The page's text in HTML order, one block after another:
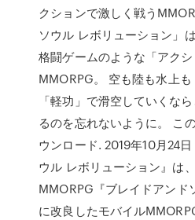
クションで激しく戦う
ソウル レボリューション」
格闘ゲームのような「アク
MMORPG。 空も陸も水上
「軽功」で滑空していくな
るのを忘れないように。 こ
ウンロード. 2019年10月24
ウル レボリューション』は
MMORPG『ブレイドアンド
に改良したモバイル